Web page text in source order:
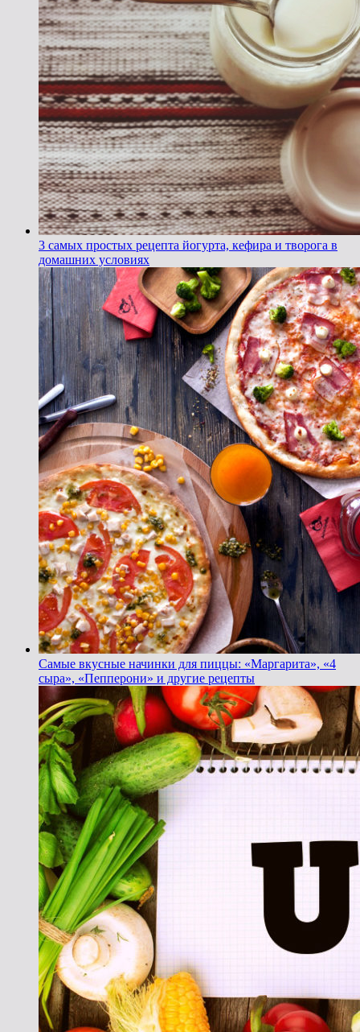
3 самых простых рецепта йогурта, кефира и творога в
домашних условиях
Самые вкусные начинки для пиццы: «Маргарита», «4
сыра», «Пепперони» и другие рецепты